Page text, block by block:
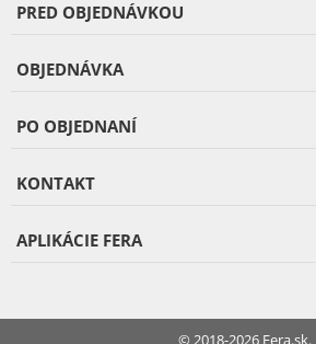
PRED OBJEDNÁVKOU
OBJEDNÁVKA
PO OBJEDNANÍ
KONTAKT
APLIKÁCIE FERA
© 2018-2026 Fera.sk.